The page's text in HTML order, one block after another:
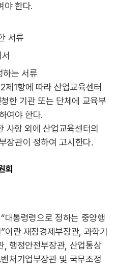
야 한다.
서류
하는 서류
1항에 따라 산업교육센터
한 기관 또는 단체에 교육부
여야 한다.
항 외에 산업교육센터의
장관이 정하여 고시한다.
회
통령령으로 정하는 중앙행
란 재정경제부장관, 과학기
, 행정안전부장관, 산업통상
처기업부장관 및 국무조정